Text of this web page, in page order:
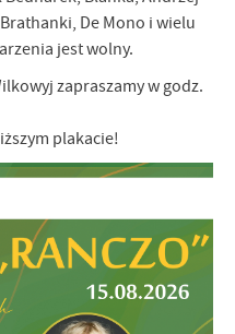
De Mono i wielu
jest wolny.
zapraszamy w godz.
plakacie!